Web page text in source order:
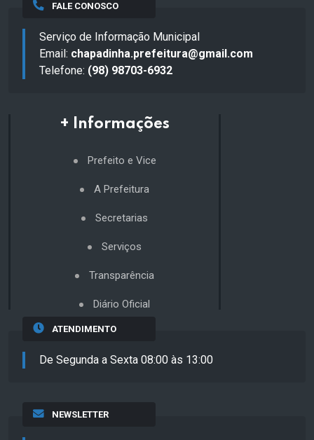
FALE CONOSCO
Serviço de Informação Municipal
Email: chapadinha.prefeitura@gmail.com
Telefone: (98) 98703-6932
+ Informações
Prefeito e Vice
A Prefeitura
Secretarias
Serviços
Transparência
Diário Oficial
ATENDIMENTO
De Segunda a Sexta 08:00 às 13:00
NEWSLETTER